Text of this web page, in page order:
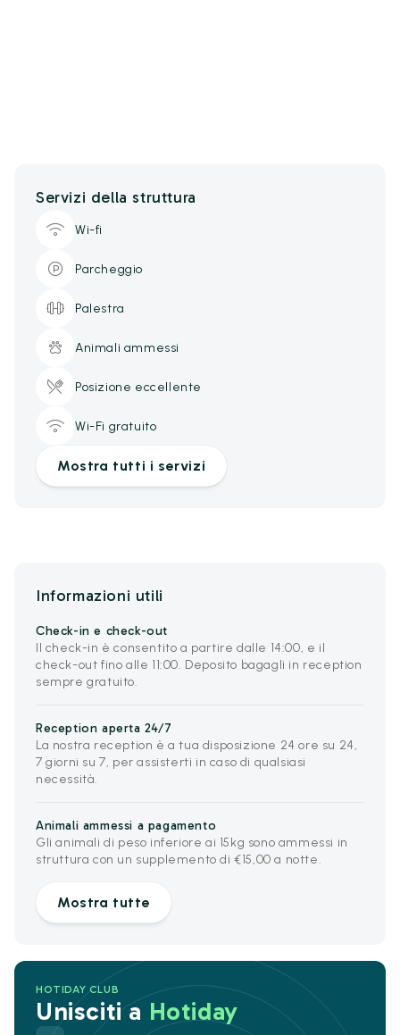
Servizi della struttura
Wi-fi
Parcheggio
Palestra
Animali ammessi
Posizione eccellente
Wi-Fi gratuito
Mostra tutti i servizi
Informazioni utili
Check-in e check-out
Il check-in è consentito a partire dalle 14:00, e il
check-out fino alle 11:00. Deposito bagagli in reception
sempre gratuito.
Reception aperta 24/7
La nostra reception è a tua disposizione 24 ore su 24,
7 giorni su 7, per assisterti in caso di qualsiasi
necessità.
Animali ammessi a pagamento
Gli animali di peso inferiore ai 15kg sono ammessi in
struttura con un supplemento di €15,00 a notte.
Mostra tutte
HOTIDAY CLUB
Unisciti a Hotiday